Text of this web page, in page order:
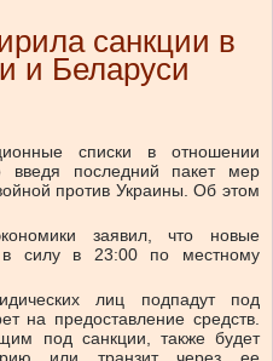
санкции в
и Беларуси
списки в отношении
введя последний пакет мер
против Украины. Об этом
заявил, что новые
в силу в 23:00 по местному
лиц подпадут под
на предоставление средств.
под санкции, также будет